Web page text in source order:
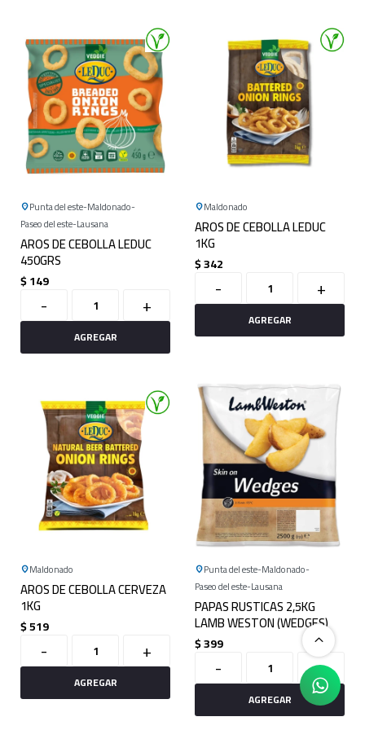
Punta del este Maldonado
Paseo del este Lausana
AROS DE CEBOLLA LEDUC
450GRS
$149
- +
Maldonado
AROS DE CEBOLLA LEDUC
1KG
$342
- +
Maldonado
AROS DE CEBOLLA CERVEZA
1KG
$519
- +
Punta del este Maldonado
Paseo del este Lausana
PAPAS RUSTICAS 2,5KG
LAMB WESTON (WEDGES)
$399
- +